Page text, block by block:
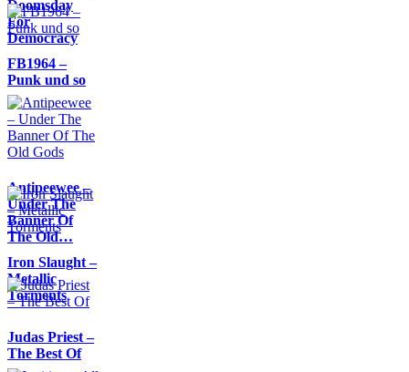
Doomsday
For
Democracy
FB1964 –
Punk und so
Antipeewee –
Under The
Banner Of
The Old…
Iron Slaught –
Metallic
Torments
Judas Priest –
The Best Of